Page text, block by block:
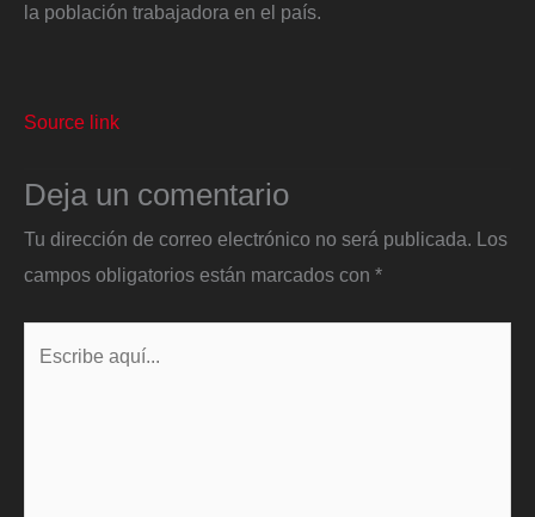
la población trabajadora en el país.
Source link
Deja un comentario
Tu dirección de correo electrónico no será publicada.
Los
campos obligatorios están marcados con *